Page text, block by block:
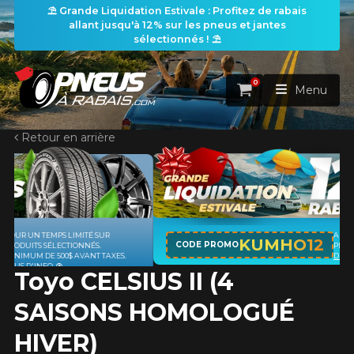
⛱️ Grande Liquidation Estivale : Profitez de rabais
allant jusqu'à 12% sur les pneus et jantes
sélectionnés ! ⛱️
ACCUEIL
PNEUS
RECHERCHE DE PNEUS VOIR TOUT
Rechercher par
Par dimensions Par véhicule
Recherche par dimensions
ROUES
RECHERCHE DE ROUES
Par véhicule
ENSEMBLES
RECHERCHE D'ENSEMBLES
PROMOTIONS
Panier
0
Menu
Retour en arrière
Toyo CELSIUS II (4
SAISONS HOMOLOGUÉ
HIVER)
CODE PROMO KUMHO12
APPLICABLE SUR TOUT ACHAT DE 4
PNEUS DE MARQUE KUMHO*
PLUS
D'INFO